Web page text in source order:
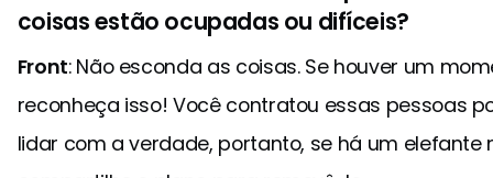
coisas estão ocupadas ou difíceis?
Front: Não esconda as coisas. Se houver um
reconheça isso! Você contratou essas pessoas
lidar com a verdade, portanto, se há um elefante